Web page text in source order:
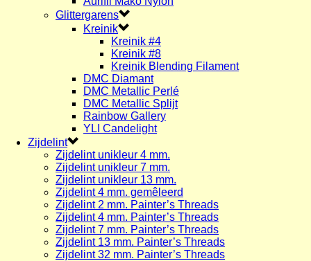
Glittergarens
Kreinik
Kreinik #4
Kreinik #8
Kreinik Blending Filament
DMC Diamant
DMC Metallic Perlé
DMC Metallic Splijt
Rainbow Gallery
YLI Candelight
Zijdelint
Zijdelint unikleur 4 mm.
Zijdelint unikleur 7 mm.
Zijdelint unikleur 13 mm.
Zijdelint 4 mm. gemêleerd
Zijdelint 2 mm. Painter’s Threads
Zijdelint 4 mm. Painter’s Threads
Zijdelint 7 mm. Painter’s Threads
Zijdelint 13 mm. Painter’s Threads
Zijdelint 32 mm. Painter’s Threads